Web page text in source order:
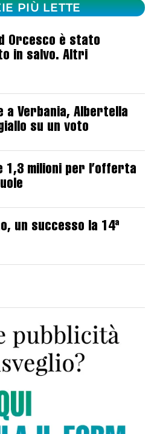
PIÙ LETTE
Orcesco è stato
in salvo. Altri
a Verbania, Albertella
su un voto
1,3 milioni per l’offerta
un successo la 14ª